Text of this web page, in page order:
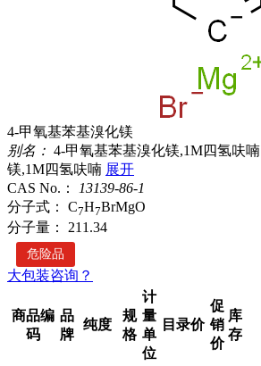
4-甲氧基苯基溴化镁
别名： 4-甲氧基苯基溴化镁,1M四氢呋喃
镁,1M四氢呋喃 展开
CAS No.：
13139-86-1
分子式：
C7H7BrMgO
分子量：
211.34
危险品
大包装咨询？
商品编
码
品
牌
纯度
规
格
计
量
单
位
目录价
促
销
价
库
存